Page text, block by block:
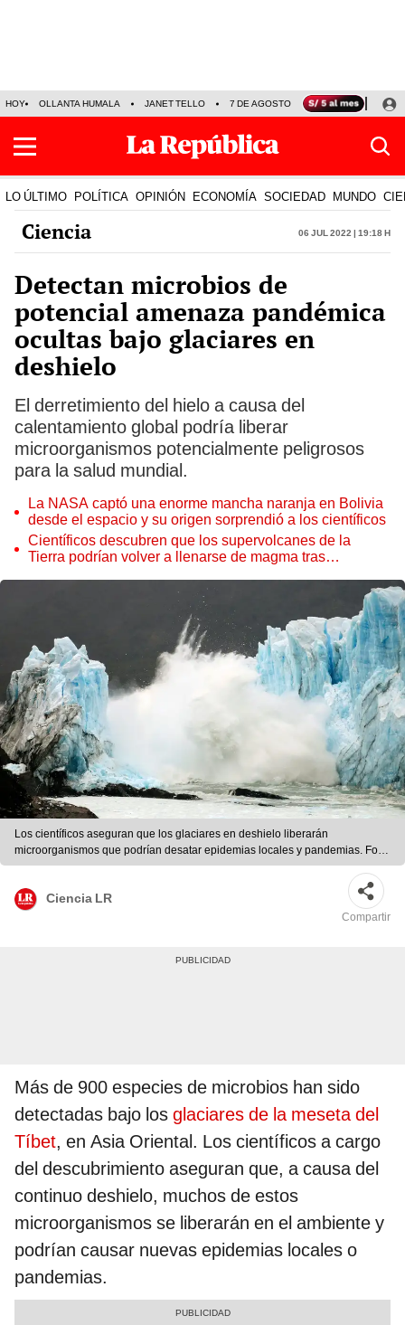
HOY OLLANTA HUMALA JANET TELLO 7 DE AGOSTO TINKA RESULTADOS
LO ÚLTIMO POLÍTICA OPINIÓN ECONOMÍA SOCIEDAD MUNDO
Ciencia 06 Jul 2022 | 19:18 h
Detectan microbios de
potencial amenaza pandémica
ocultas bajo glaciares en
deshielo
El derretimiento del hielo a causa del
calentamiento global podría liberar
microorganismos potencialmente peligrosos
para la salud mundial.
La NASA captó una enorme mancha naranja en Bolivia
desde el espacio y su origen sorprendió a los científicos
Científicos descubren que los supervolcanes de la
Tierra podrían volver a llenarse de magma tras
Los científicos aseguran que los glaciares en deshielo liberarán
microorganismos que podrían desatar epidemias locales y pandemias. Foto:
AFP / Walter Díaz / referencial
Ciencia LR
Compartir
Más de 900 especies de microbios han sido
detectadas bajo los glaciares de la meseta del
Tíbet, en Asia Oriental. Los científicos a cargo
del descubrimiento aseguran que, a causa del
continuo deshielo, muchos de estos
microorganismos se liberarán en el ambiente y
podrían causar nuevas epidemias locales o
pandemias.